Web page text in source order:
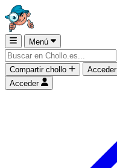
Menú
Compartir chollo
Acceder
Acceder